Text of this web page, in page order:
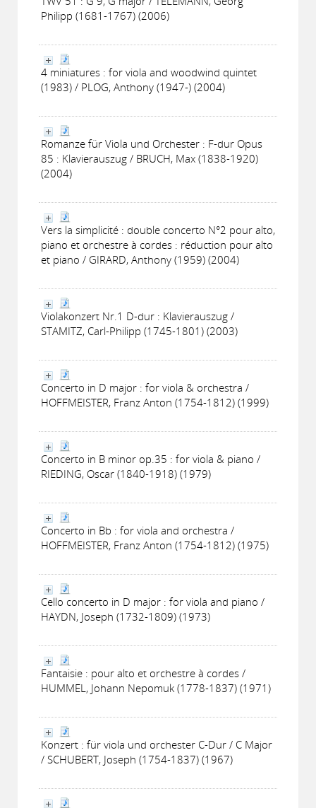
Philipp (1681-1767) (2006)
4 miniatures : for viola and woodwind quintet
(1983) / PLOG, Anthony (1947-) (2004)
Romanze für Viola und Orchester : F-dur Opus
85 : Klavierauszug / BRUCH, Max (1838-1920)
(2004)
Vers la simplicité : double concerto N°2 pour alto,
piano et orchestre à cordes : réduction pour alto
et piano / GIRARD, Anthony (1959) (2004)
Violakonzert Nr.1 D-dur : Klavierauszug /
STAMITZ, Carl-Philipp (1745-1801) (2003)
Concerto in D major : for viola & orchestra /
HOFFMEISTER, Franz Anton (1754-1812) (1999)
Concerto in B minor op.35 : for viola & piano /
RIEDING, Oscar (1840-1918) (1979)
Concerto in Bb : for viola and orchestra /
HOFFMEISTER, Franz Anton (1754-1812) (1975)
Cello concerto in D major : for viola and piano /
HAYDN, Joseph (1732-1809) (1973)
Fantaisie : pour alto et orchestre à cordes /
HUMMEL, Johann Nepomuk (1778-1837) (1971)
Konzert : für viola und orchester C-Dur / C Major
/ SCHUBERT, Joseph (1754-1837) (1967)